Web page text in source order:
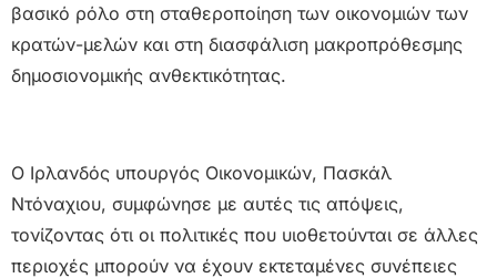
βασικό ρόλο στη σταθεροποίηση των οικονομιών των
κρατών-μελών και στη διασφάλιση μακροπρόθεσμης
δημοσιονομικής ανθεκτικότητας.
Ο Ιρλανδός υπουργός Οικονομικών, Πασκάλ
Ντόναχιου, συμφώνησε με αυτές τις απόψεις,
τονίζοντας ότι οι πολιτικές που υιοθετούνται σε άλλες
περιοχές μπορούν να έχουν εκτεταμένες συνέπειες